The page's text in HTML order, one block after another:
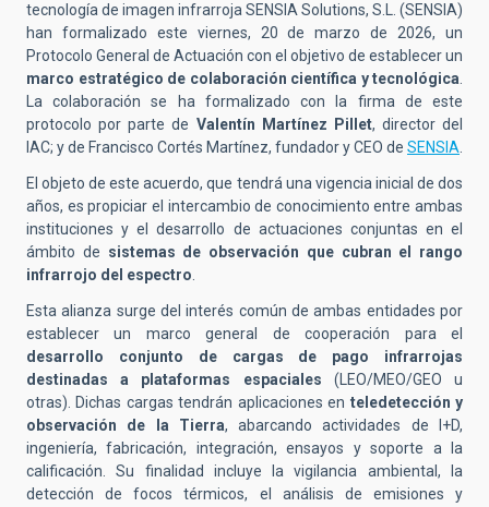
tecnología de imagen infrarroja SENSIA Solutions, S.L. (SENSIA)
han formalizado este viernes, 20 de marzo de 2026, un
Protocolo General de Actuación con el objetivo de establecer un
marco estratégico de colaboración científica y tecnológica.
La colaboración se ha formalizado con la firma de este
protocolopor parte de Valentín Martínez Pillet, director del
IAC; y de Francisco Cortés Martínez, fundador y CEO de SENSIA.
El objeto de este acuerdo, que tendrá una vigencia inicial de dos
años, es propiciar el intercambio de conocimiento entre ambas
instituciones y el desarrollo de actuaciones conjuntas en el
ámbito de sistemas de observación que cubran el rango
infrarrojo del espectro.
Esta alianza surge del interés común de ambas entidades por
establecer un marco general de cooperación para el
desarrollo conjunto de cargas de pago infrarrojas
destinadas a plataformas espaciales (LEO/MEO/GEO u
otras). Dichas cargas tendrán aplicaciones en teledetección y
observación de la Tierra, abarcando actividades de I+D,
ingeniería, fabricación, integración, ensayos y soporte a la
calificación. Su finalidad incluye la vigilancia ambiental, la
detección de focos térmicos, el análisis de emisiones y